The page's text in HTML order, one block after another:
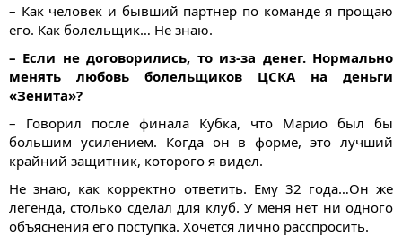
– Как человек и бывший партнер по команде я прощаю
его. Как болельщик… Не знаю.
– Если не договорились, то из-за денег. Нормально
менять любовь болельщиков ЦСКА на деньги
«Зенита»?
– Говорил после финала Кубка, что Марио был бы
большим усилением. Когда он в форме, это лучший
крайний защитник, которого я видел.
Не знаю, как корректно ответить. Ему 32 года…Он же
легенда, столько сделал для клуб. У меня нет ни одного
объяснения его поступка. Хочется лично расспросить.